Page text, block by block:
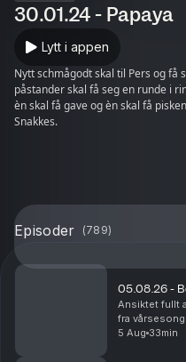
30.01.24 - Papaya
Lytt i appen
Nytt schmågodt skal til Pers og få
påstander skal få seg en runde i
èn skal få gave og èn skal få
Snakkes.
Episoder (789)
05.08.26 -
Ansiktet fullt
fra
Viennene er
5 Aug 33min